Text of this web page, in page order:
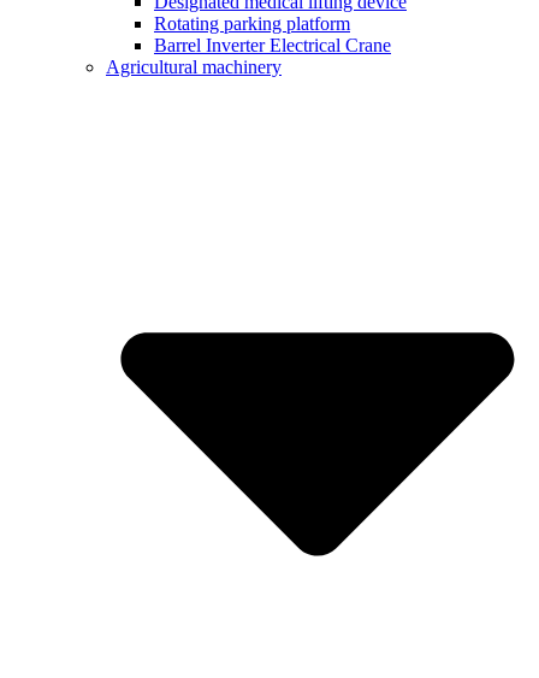
Rotating parking platform
Barrel Inverter Electrical Crane
Agricultural machinery